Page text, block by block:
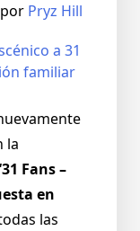
por Pryz Hill
la
Fans –
en
las